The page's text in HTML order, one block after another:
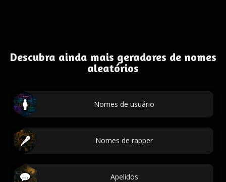
Descubra ainda mais geradores de nomes
aleatórios
Nomes de usuário
Nomes de rapper
Apelidos